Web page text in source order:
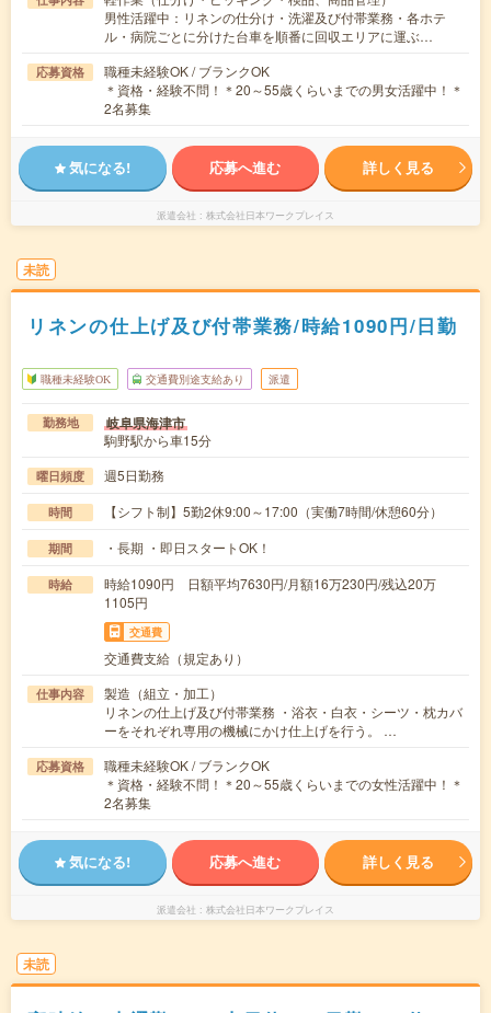
男性活躍中：リネンの仕分け・洗濯及び付帯業務・各ホテ
ル・病院ごとに分けた台車を順番に回収エリアに運ぶ…
応募資格
職種未経験OK / ブランクOK
＊資格・経験不問！＊20～55歳くらいまでの男女活躍中！＊
2名募集
気になる! 応募へ進む 詳しく見る
派遣会社 株式会社日本ワークプレイス
未読
リネンの仕上げ及び付帯業務/時給1090円/日勤
職種未経験OK 交通費別途支給あり 派遣
勤務地 岐阜県海津市
駒野駅から車15分
曜日頻度 週5日勤務
時間 【シフト制】5勤2休9:00～17:00（実働7時間/休憩60分）
期間 ・長期 ・即日スタートOK！
時給
時給1090円 日額平均7630円/月額16万230円/残込20万
1105円
交通費
交通費支給（規定あり）
仕事内容
製造（組立・加工）
リネンの仕上げ及び付帯業務 ・浴衣・白衣・シーツ・枕カバ
ーをそれぞれ専用の機械にかけ仕上げを行う。 …
応募資格
職種未経験OK / ブランクOK
＊資格・経験不問！＊20～55歳くらいまでの女性活躍中！＊
2名募集
気になる! 応募へ進む 詳しく見る
派遣会社 株式会社日本ワークプレイス
未読